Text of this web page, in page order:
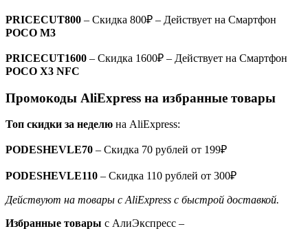
PRICECUT800 – Скидка 800₽ – Действует на Смартфон
POCO M3
PRICECUT1600 – Скидка 1600₽ – Действует на Смартфон
POCO X3 NFC
Промокоды AliExpress на избранные товары
Топ скидки за неделю на AliExpress:
PODESHEVLE70 – Скидка 70 рублей от 199₽
PODESHEVLE110 – Скидка 110 рублей от 300₽
Действуют на товары с AliExpress с быстрой доставкой.
Избранные товары с АлиЭкспресс –